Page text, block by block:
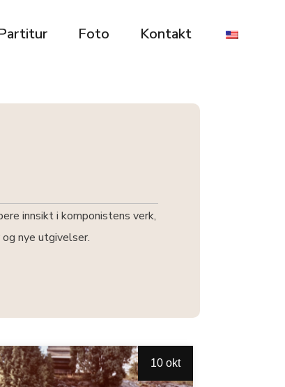
Foto Kontakt
innsikt i komponistens verk,
nye utgivelser.
10 okt